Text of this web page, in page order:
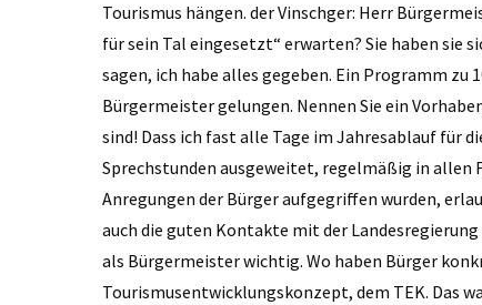
Tourismus hängen. der Vinschger: Herr
für sein Tal eingesetzt“ erwarten? Sie haben sie
sagen, ich habe alles gegeben. Ein Programm
Bürgermeister gelungen. Nennen Sie ein
sind! Dass ich fast alle Tage im Jahresablauf für
Sprechstunden ausgeweitet, regelmäßig in
Anregungen der Bürger aufgegriffen wurden,
auch die guten Kontakte mit der
als Bürgermeister wichtig. Wo haben Bürger
Tourismusentwicklungskonzept, dem TEK. Das